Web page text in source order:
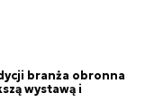
branża obronna
wystawą i